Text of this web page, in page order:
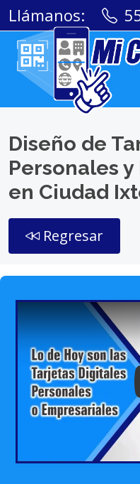
Llámanos:
Diseño de
Personales
en Ciudad
Regresar